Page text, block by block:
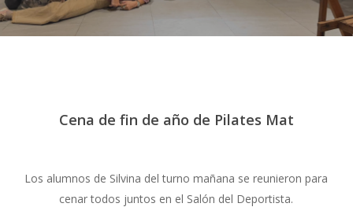
Cena de fin de año de Pilates Mat
Los alumnos de Silvina del turno mañana se reunieron para
cenar todos juntos en el Salón del Deportista.